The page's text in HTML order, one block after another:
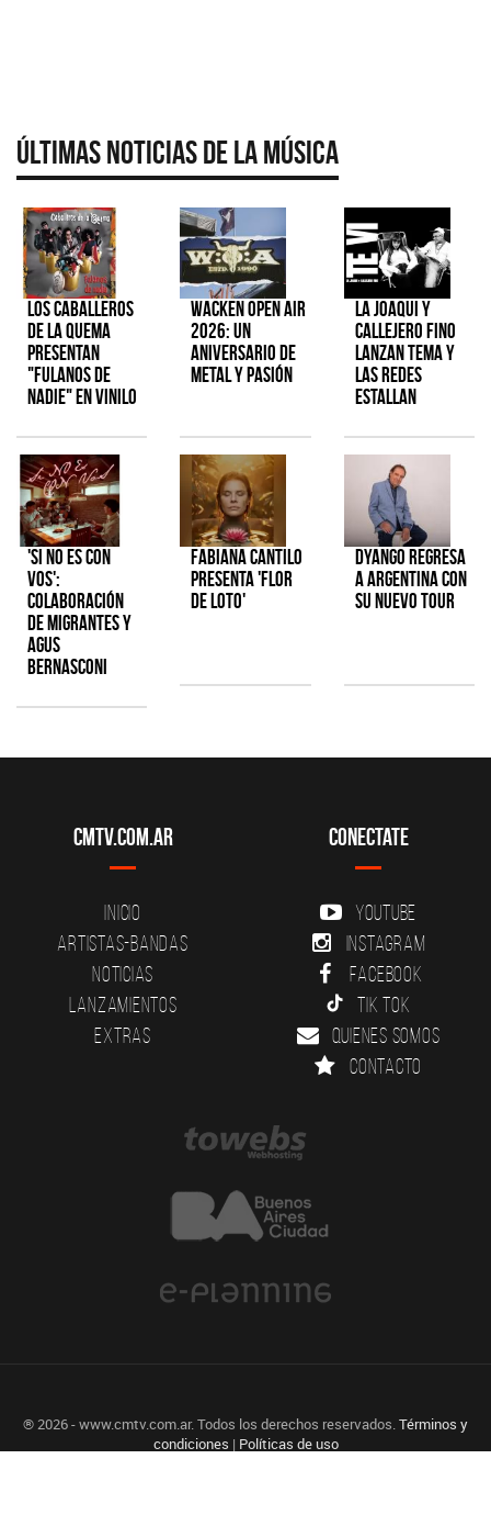
Últimas Noticias de la Música
Los Caballeros
de la Quema
presentan
"Fulanos de
Nadie" en vinilo
Wacken Open Air
2026: Un
aniversario de
metal y pasión
La Joaqui y
Callejero Fino
lanzan tema y
las redes
estallan
'Si No Es Con
Vos':
colaboración
de Migrantes y
Agus
Bernasconi
Fabiana Cantilo
presenta 'Flor
de Loto'
Dyango regresa
a Argentina con
su nuevo tour
CMTV.com.ar
Inicio
Artistas-Bandas
Noticias
Lanzamientos
Extras
Conectate
YouTube
Instagram
Facebook
Tik Tok
Quienes somos
Contacto
® 2026 - www.cmtv.com.ar. Todos los derechos reservados.Términos y
condiciones | Políticas de uso